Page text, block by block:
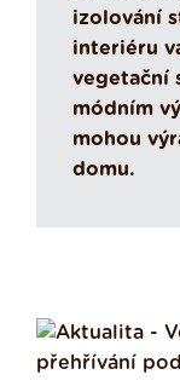
izolování
interiéru
vegetační
módním
mohou
domu.